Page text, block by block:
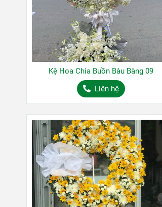
Kệ Hoa Chia Buồn Bàu Bàng 09
Liên hệ